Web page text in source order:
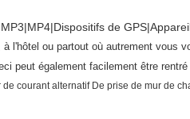
de
l'hôtel ou partout où autrement
peut également facilement être
courant alternatif De prise de mur de